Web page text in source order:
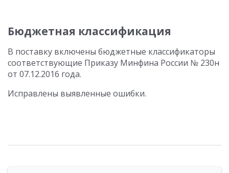
Бюджетная классификация
В поставку включены бюджетные классификаторы
соответствующие Приказу Минфина России № 230н
от 07.12.2016 года.
Исправлены выявленные ошибки.